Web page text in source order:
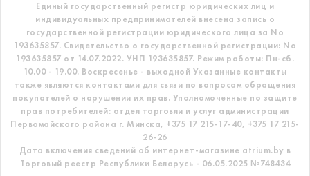
Единый государственный регистр юридических лиц и
индивидуальных предпринимателей внесена запись о
государственной регистрации юридического лица за No
193635857. Свидетельство о государственной регистрации: No
193635857 от 14.07.2022. УНП 193635857. Режим работы: Пн-сб.
10.00 - 19.00. Воскресенье - выходной Указанные контакты
также являются контактами для связи по вопросам обращения
покупателей о нарушении их прав. Уполномоченные по защите
прав потребителей: отдел торговли и услуг администрации
Первомайского района г. Минска, +375 17 215-17-40, +375 17 215-
26-26
Дата включения сведений об интернет-магазине atrium.by в
Торговый реестр Республики Беларусь - 06.05.2025 №748434